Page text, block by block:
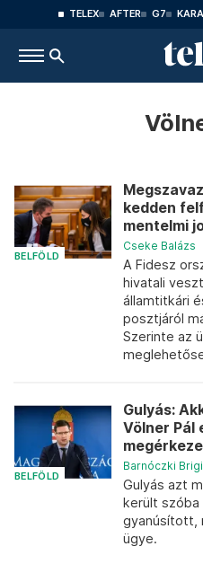
TELEX AFTER G7
BELFÖLD
kedden
mentelmi
Cseke Balázs
A Fidesz
hivatali
államtitkári
posztjáról
Szerinte az
BELFÖLD
Gulyás:
Völner Pál
Barnóczki
Gulyás azt
került
gyanúsított,
ügye.